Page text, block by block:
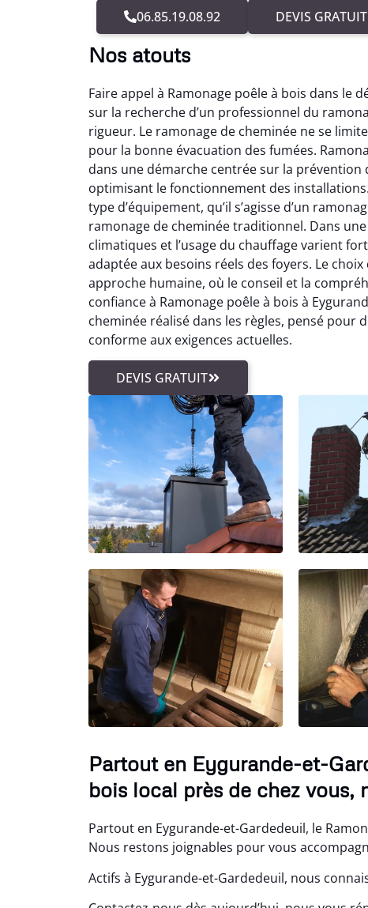
06.85.19.08.92 DEVIS GRATUIT
Nos atouts
Faire appel à Ramonage poêle à bois dans le
sur la recherche d’un professionnel du
rigueur. Le ramonage de cheminée ne se
pour la bonne évacuation des fumées.
dans une démarche centrée sur la
optimisant le fonctionnement des
type d’équipement, qu’il s’agisse d’un
ramonage de cheminée traditionnel. Dans
climatiques et l’usage du chauffage varient
adaptée aux besoins réels des foyers. Le
approche humaine, où le conseil et la
confiance à Ramonage poêle à bois à
cheminée réalisé dans les règles, pensé
conforme aux exigences actuelles.
DEVIS GRATUIT
Partout en Eygurande-et-
bois local près de chez vous,
Partout en Eygurande-et-Gardedeuil, le
Nous restons joignables pour vous
Actifs à Eygurande-et-Gardedeuil, nous